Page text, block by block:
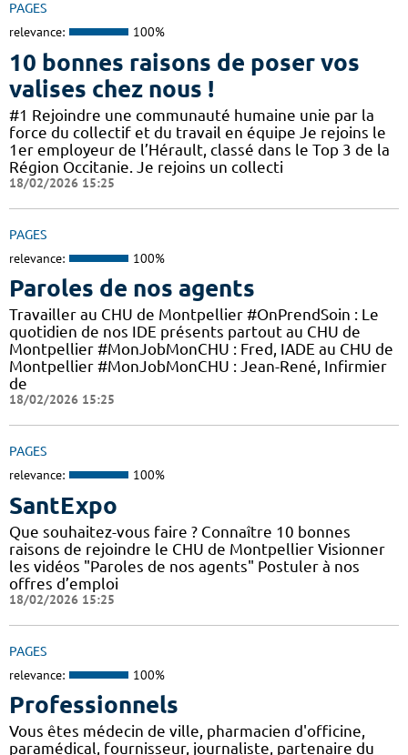
PAGES
relevance: 100%
10 bonnes raisons de poser vos
valises chez nous !
#1 Rejoindre une communauté humaine unie par la
force du collectif et du travail en équipe Je rejoins le
1er employeur de l’Hérault, classé dans le Top 3 de la
Région Occitanie. Je rejoins un collecti
18/02/2026 15:25
PAGES
relevance: 100%
Paroles de nos agents
Travailler au CHU de Montpellier #OnPrendSoin : Le
quotidien de nos IDE présents partout au CHU de
Montpellier #MonJobMonCHU : Fred, IADE au CHU de
Montpellier #MonJobMonCHU : Jean-René, Infirmier
de
18/02/2026 15:25
PAGES
relevance: 100%
SantExpo
Que souhaitez-vous faire ? Connaître 10 bonnes
raisons de rejoindre le CHU de Montpellier Visionner
les vidéos "Paroles de nos agents" Postuler à nos
offres d’emploi
18/02/2026 15:25
PAGES
relevance: 100%
Professionnels
Vous êtes médecin de ville, pharmacien d'officine,
paramédical, fournisseur, journaliste, partenaire du